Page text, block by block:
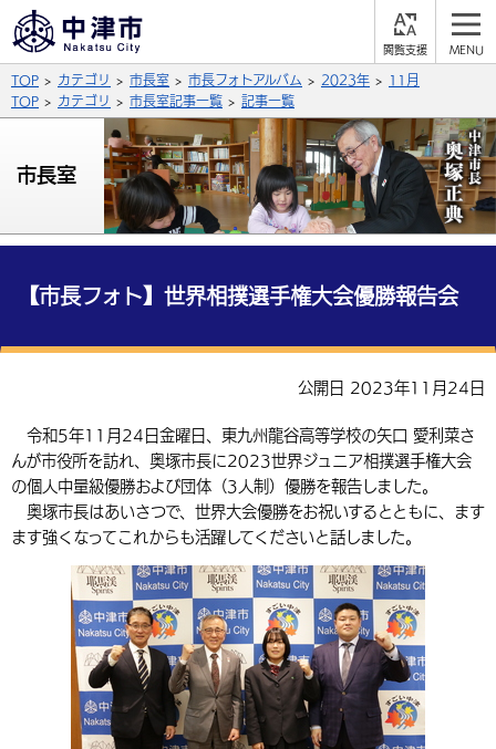
支
背景色
青 白
文字の大きさ
拡大 標準 縮小
言語を選択
英語（English） 中国語（簡体字）
中国語（繁体字） 韓国語（한국어）
組織案内
公式SNS
X (Twitter) YouTube
サイト内検索
総合メニュー
保険・年金
福祉・介護 健康・予防
税金 住宅・インフラ
環境・衛生 生涯学習・スポーツ・人権
外国人の方向け情報
入札・契約 産業・雇用
農林水産業 税金
都市整備
子育て・教育
施設情報 子どもを預ける
手当・助成 健康・医療
相談・支援・情報 計画・施策
観光・移住
観光なび スポットを探す
遊ぶ・体験する グルメ・食べる
買う・おみやげ 四季のイベント・祭り
移住・定住
市政情報
中津市について 市役所の紹介
地方創生・地域活性化 広報・広聴
行政・計画
TOP カテゴリ 市長室 市長フォトアルバム 2023年
11月
TOP
カテゴリ 市長室記事一覧 記事一覧
市長室
【市長フォト】世界相撲選手権大会優勝報告会
公開日 2023年11月24日
令和5年11月24日金曜日、東九州龍谷高等学校の矢口 愛利菜さ
んが市役所を訪れ、奥塚市長に2023世界ジュニア相撲選手権大会
の個人中量級優勝および団体（3人制）優勝を報告しました。
奥塚市長はあいさつで、世界大会優勝をお祝いするとともに、ます
ます強くなってこれからも活躍してくださいと話しました。